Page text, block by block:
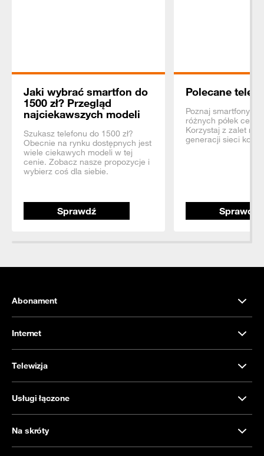
Jaki wybrać smartfon do
1500 zł? Przegląd
najciekawszych modeli
Szukasz telefonu do 1500 zł?
Obecnie na rynku dostępnych jest
wiele ciekawych modeli w tej
cenie. Zobacz nasze propozycje i
wybierz coś dla siebie.
Sprawdź
Polecane
Poznaj smartfony z
różnych półek
Korzystaj z zalet
generacji sieci
Sprawdź
Abonament
Internet
Telewizja
Usługi łączone
Na skróty